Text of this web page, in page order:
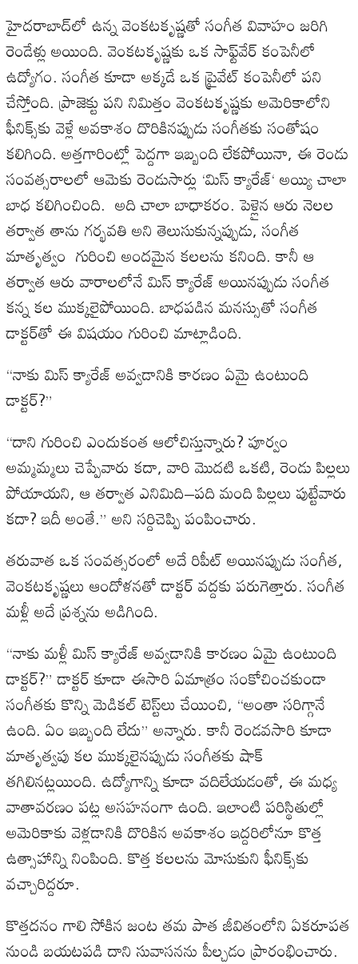
హైదరాబాద్‌లో ఉన్నవెంకటకృష్ణతోసంగీత వివాహం జరిగి
రెండేళ్లుఅయింది. వెంకటకృష్ణకు ఒక సాఫ్ట్‌వేర్కంపెనీలో
ఉద్యోగం. సంగీత కూడా అక్కడేఒక ప్రైవేట్కంపెనీలో పని
చేస్తోంది. ప్రాజెక్టు పని నిమిత్తం వెంకటకృష్ణకు అమెరికాలోని
ఫీనిక్స్‌కు వెళ్లేఅవకాశం దొరికినప్పుడుసంగీతకు సంతోషం
కలిగింది. అత్తగారింట్లో పెద్దగాఇబ్బందిలేకపోయినా, ఈ రెండు
సంవత్సరాలలో ఆమెకు రెండుసార్లు ‘మిస్క్యారేజ్‘అయ్యిచాలా
బాధ కలిగించింది. అదిచాలాబాధాకరం.పెళ్లైన ఆరు నెలల
తర్వాత తాను గర్భవతిఅని తెలుసుకున్నప్పుడు,సంగీత
మాతృత్వం గురించి అందమైన కలలను కనింది. కానీ ఆ
తర్వాత ఆరు వారాలలోనేమిస్క్యారేజ్అయినప్పుడుసంగీత
కన్నకల ముక్కలైపోయింది. బాధపడిన మనస్సుతోసంగీత
డాక్టర్‌తోఈ విషయం గురించి మాట్లాడింది.
“నాకు మిస్క్యారేజ్అవ్వడానికికారణం ఏమై ఉంటుంది
డాక్టర్?”
“దాని గురించి ఎందుకంత ఆలోచిస్తున్నారు?పూర్వం
అమ్మమ్మలు చెప్పేవారు కదా, వారిమొదటి ఒకటి,రెండుపిల్లలు
పోయాయని, ఆ తర్వాత ఎనిమిది–పదిమందిపిల్లలు పుట్టేవారు
కదా?ఇదీఅంతే.” అని సర్దిచెప్పిపంపించారు.
తరువాత ఒక సంవత్సరంలో అదేరిపీట్అయినప్పుడుసంగీత,
వెంకటకృష్ణలు ఆందోళనతోడాక్టర్వద్దకు పరుగెత్తారు. సంగీత
మళ్లీఅదేప్రశ్నను అడిగింది.
“నాకు మళ్లీమిస్క్యారేజ్అవ్వడానికికారణం ఏమై ఉంటుంది
డాక్టర్?”డాక్టర్కూడా ఈసారిఏమాత్రం సంకోచించకుండా
సంగీతకు కొన్నిమెడికల్టెస్ట్‌లు చేయించి, “అంతా సరిగ్గానే
ఉంది. ఏం ఇబ్బందిలేదు” అన్నారు. కానీ రెండవసారికూడా
మాతృత్వపుకల ముక్కలైనప్పుడుసంగీతకు షాక్
తగిలినట్లయింది. ఉద్యోగాన్నికూడా వదిలేయడంతో, ఈ మధ్య
వాతావరణం పట్ల అసహనంగాఉంది. ఇలాంటి పరిస్థితుల్లో
అమెరికాకు వెళ్లడానికిదొరికిన అవకాశం ఇద్దరిలోనూ కొత్త
ఉత్సాహాన్నినింపింది. కొత్త కలలను మోసుకుని ఫీనిక్స్‌కు
వచ్చారిద్దరూ.
కొత్తదనం గాలిసోకిన జంట తమ పాత జీవితంలోని ఏకరూపత
నుండి బయటపడి దాని సువాసనను పీల్చడం ప్రారంభించారు.